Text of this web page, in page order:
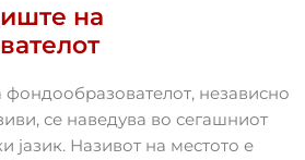
на
независно
се наведува во сегашниот
јазик. Називот на местото е